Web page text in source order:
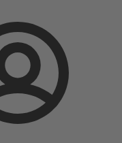
Prihlásenie